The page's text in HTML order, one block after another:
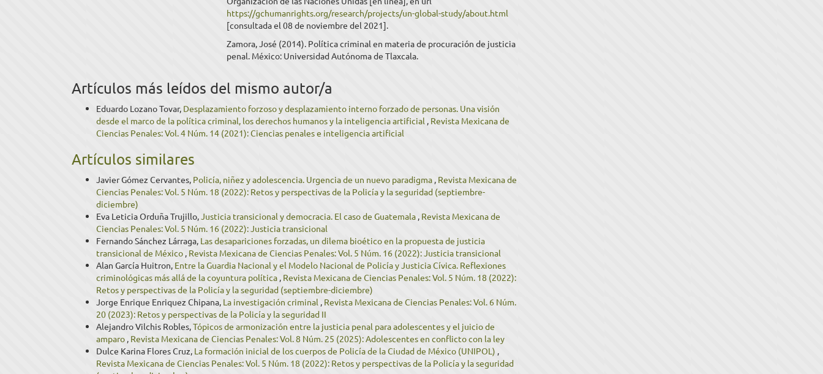
https://gchumanrights.org/research/projects/un-global-study/about.html
[consultada el 08 de noviembre del 2021].
Zamora, José (2014). Política criminal en materia de procuración de justicia
penal. México: Universidad Autónoma de Tlaxcala.
Artículos más leídos del mismo autor/a
Eduardo Lozano Tovar, Desplazamiento forzoso y desplazamiento interno forzado de personas. Una visión
desde el marco de la política criminal, los derechos humanos y la inteligencia artificial , Revista Mexicana de
Ciencias Penales: Vol. 4 Núm. 14 (2021): Ciencias penales e inteligencia artificial
Artículos similares
Javier Gómez Cervantes, Policía, niñez y adolescencia. Urgencia de un nuevo paradigma , Revista Mexicana de
Ciencias Penales: Vol. 5 Núm. 18 (2022): Retos y perspectivas de la Policía y la seguridad (septiembre-
diciembre)
Eva Leticia Orduña Trujillo,Justicia transicional y democracia. El caso de Guatemala , Revista Mexicana de
Ciencias Penales: Vol. 5 Núm. 16 (2022): Justicia transicional
Fernando Sánchez Lárraga, Las desapariciones forzadas, un dilema bioético en la propuesta de justicia
transicional de México , Revista Mexicana de Ciencias Penales: Vol. 5 Núm. 16 (2022): Justicia transicional
Alan García Huitron, Entre la Guardia Nacional y el Modelo Nacional de Policía y Justicia Cívica. Reflexiones
criminológicas más allá de la coyuntura política , Revista Mexicana de Ciencias Penales: Vol. 5 Núm. 18 (2022):
Retos y perspectivas de la Policía y la seguridad (septiembre-diciembre)
Jorge Enrique Enriquez Chipana, La investigación criminal , Revista Mexicana de Ciencias Penales: Vol. 6 Núm.
20 (2023): Retos y perspectivas de la Policía y la seguridad II
Alejandro Vilchis Robles,Tópicos de armonización entre la justicia penal para adolescentes y el juicio de
amparo , Revista Mexicana de Ciencias Penales: Vol. 8 Núm. 25 (2025): Adolescentes en conflicto con la ley
Dulce Karina Flores Cruz, La formación inicial de los cuerpos de Policía de la Ciudad de México (UNIPOL) ,
Revista Mexicana de Ciencias Penales: Vol. 5 Núm. 18 (2022): Retos y perspectivas de la Policía y la seguridad